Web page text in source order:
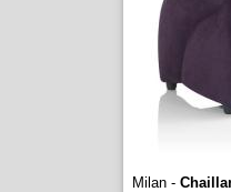
Milan -